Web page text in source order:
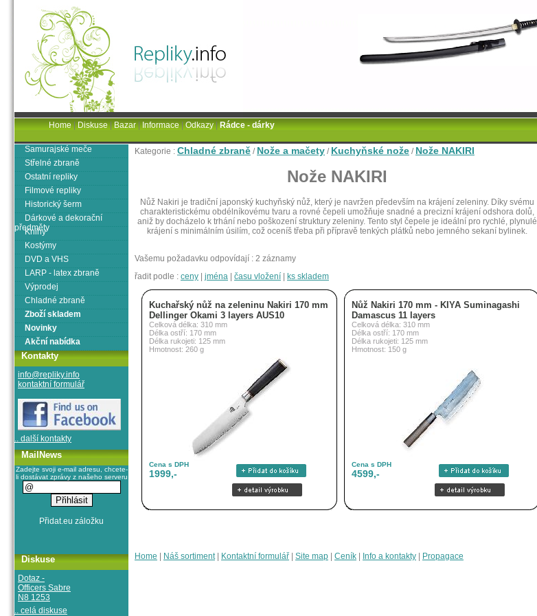
Kategorie : Chladné zbraně / Nože a mačety / Kuchyňské nože / Nože NAKIRI
Nože NAKIRI
Nůž Nakiri je tradiční japonský kuchyňský nůž, který je navržen především na krájení zeleniny. Díky svému
charakteristickému obdélníkovému tvaru a rovné čepeli umožňuje snadné a precizní krájení odshora dolů,
aniž by docházelo k trhání nebo poškození struktury zeleniny. Tento styl čepele je ideální pro rychlé, plynulé
krájení s minimálním úsilím, což oceníš třeba při přípravě tenkých plátků nebo jemného sekaní bylinek.
Vašemu požadavku odpovídají : 2 záznamy
řadit podle : ceny jména času vložení ks skladem
Kuchařský nůž na zeleninu Nakiri 170 mm
Dellinger Okami 3 layers AUS10
Celková délka: 310 mm
Délka ostří: 170 mm
Délka rukojeti: 125 mm
Hmotnost: 260 g
Cena s DPH
1999,-
Nůž Nakiri 170 mm - KIYA Suminagashi
Damascus 11 layers
Celková délka: 310 mm
Délka ostří: 170 mm
Délka rukojeti: 125 mm
Hmotnost: 150 g
Cena s DPH
4599,-
Home Náš sortiment| Kontaktní formulář Site map Ceník Info a kontakty Propagace
Samurajské meče
Střelné zbraně
Ostatní repliky
Filmové repliky
Historický šerm
Dárkové a dekorační
předměty
Knihy
Kostýmy
DVD a VHS
LARP - latex zbraně
Výprodej
Chladné zbraně
Zboží skladem
Novinky
Akční nabídka
Kontakty
info@repliky.info
kontaktní formulář
.. další kontakty
MailNews
Zadejte svoji e-mail adresu, chcete-
li dostávat zprávy z našeho serveru
Diskuse
Dotaz -
Officers Sabre
N8 1253
.. celá diskuse
Home|Diskuse|Bazar|Informace|Odkazy|Rádce - dárky